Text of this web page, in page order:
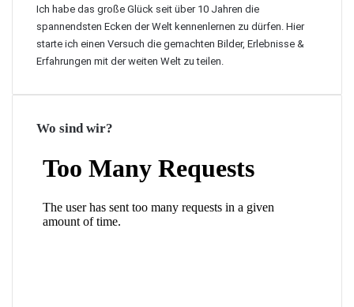
Ich habe das große Glück seit über 10 Jahren die
spannendsten Ecken der Welt kennenlernen zu dürfen. Hier
starte ich einen Versuch die gemachten Bilder, Erlebnisse &
Erfahrungen mit der weiten Welt zu teilen.
Wo sind wir?